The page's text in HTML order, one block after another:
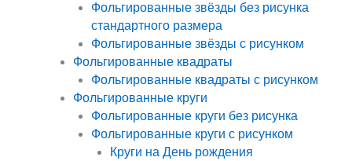
Фольгированные звёзды без рисунка
стандартного размера
Фольгированные звёзды с рисунком
Фольгированные квадраты
Фольгированные квадраты с рисунком
Фольгированные круги
Фольгированные круги без рисунка
Фольгированные круги с рисунком
Круги на День рождения